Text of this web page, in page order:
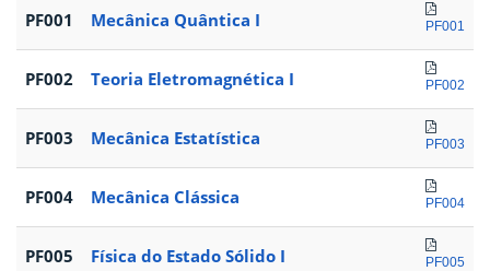
PF001 Mecânica Quântica I PF001
PF002 Teoria Eletromagnética I PF002
PF003 Mecânica Estatística PF003
PF004 Mecânica Clássica PF004
PF005 Física do Estado Sólido I PF005